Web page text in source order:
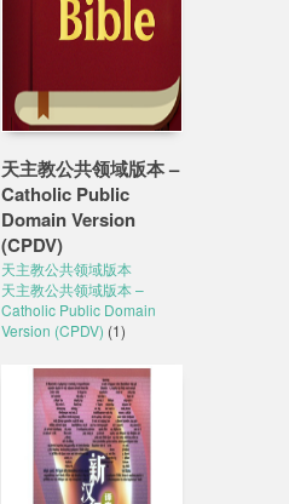
天主教公共领域版本 –
Catholic Public
Domain Version
(CPDV)
天主教公共领域版本
天主教公共领域版本 –
Catholic Public Domain
Version (CPDV) (1)